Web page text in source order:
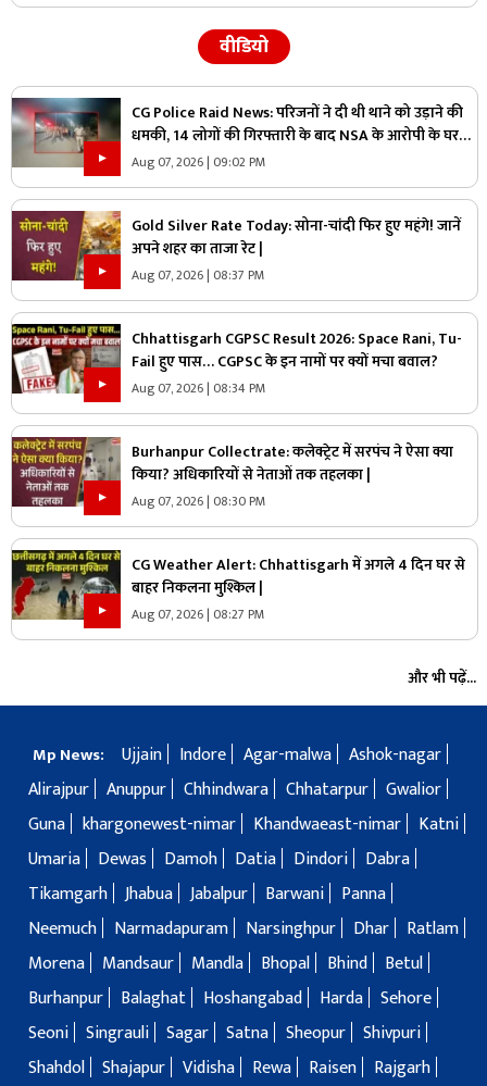
वीडियो
CG Police Raid News: परिजनों ने दी थी थाने को उड़ाने की
धमकी, 14 लोगों की गिरफ्तारी के बाद NSA के आरोपी के घर
पुलिस ने मारा छापा, जांच में मिली ये चौंकाने वाली चीज
Aug 07, 2026 | 09:02 PM
Gold Silver Rate Today: सोना-चांदी फिर हुए महंगे! जानें
अपने शहर का ताजा रेट |
Aug 07, 2026 | 08:37 PM
Chhattisgarh CGPSC Result 2026: Space Rani, Tu-
Fail हुए पास… CGPSC के इन नामों पर क्यों मचा बवाल?
Aug 07, 2026 | 08:34 PM
Burhanpur Collectrate: कलेक्ट्रेट में सरपंच ने ऐसा क्या
किया? अधिकारियों से नेताओं तक तहलका |
Aug 07, 2026 | 08:30 PM
CG Weather Alert: Chhattisgarh में अगले 4 दिन घर से
बाहर निकलना मुश्किल |
Aug 07, 2026 | 08:27 PM
और भी पढ़ें...
Mp News: Ujjain Indore Agar-malwa Ashok-nagar
Alirajpur Anuppur Chhindwara Chhatarpur Gwalior
Guna khargonewest-nimar Khandwaeast-nimar
Katni
Umaria
Dewas Damoh Datia Dindori
Dabra
Tikamgarh Jhabua Jabalpur Barwani
Panna
Neemuch
Narmadapuram Narsinghpur Dhar
Ratlam
Morena
Mandsaur Mandla Bhopal Bhind
Betul
Burhanpur
Balaghat Hoshangabad Harda Sehore
Seoni Singrauli Sagar Satna Sheopur Shivpuri
Shahdol Shajapur Vidisha Rewa Raisen
Rajgarh